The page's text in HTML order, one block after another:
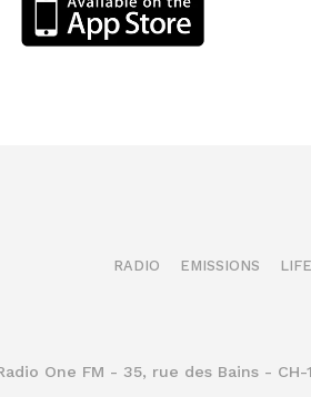
RADIO EMISSIONS
One FM - 35, rue des Bains -